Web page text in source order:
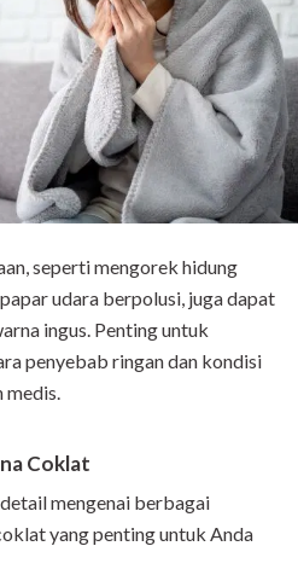
seperti mengorek hidung
udara berpolusi, juga dapat
ingus. Penting untuk
penyebab ringan dan kondisi
Coklat
mengenai berbagai
yang penting untuk Anda